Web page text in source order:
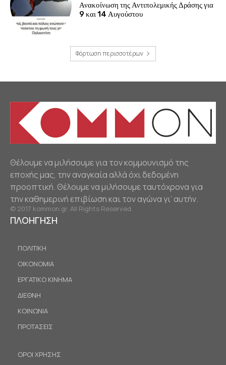
Ανακοίνωση της Αντιπολεμικής Δράσης για
9 και 14 Αυγούστου
Φόρτωση περισσοτέρων
Θέλουμε να μιλήσουμε για τον κομμουνισμό της
εποχής μας, την αναγκαία αλλά όχι δεδομένη
προοπτική. Θέλουμε να μιλήσουμε ταυτόχρονα για
την καθημερινή επιβίωση και τον αγώνα γι’ αυτήν.
© 2017 kommon.gr. All Rights Reserved.
ΠΛΟΗΓΗΣΗ
ΠΟΛΙΤΙΚΗ
ΟΙΚΟΝΟΜΙΑ
ΕΡΓΑΤΙΚΟ ΚΙΝΗΜΑ
ΔΙΕΘΝΗ
ΚΟΙΝΩΝΙΑ
ΠΡΟΤΑΣΕΙΣ
ΟΡΟΙ ΧΡΗΣΗΣ